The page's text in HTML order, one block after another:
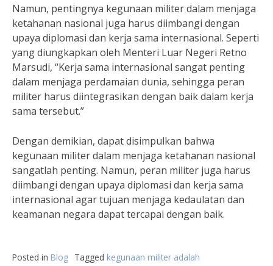
Namun, pentingnya kegunaan militer dalam menjaga
ketahanan nasional juga harus diimbangi dengan
upaya diplomasi dan kerja sama internasional. Seperti
yang diungkapkan oleh Menteri Luar Negeri Retno
Marsudi, “Kerja sama internasional sangat penting
dalam menjaga perdamaian dunia, sehingga peran
militer harus diintegrasikan dengan baik dalam kerja
sama tersebut.”
Dengan demikian, dapat disimpulkan bahwa
kegunaan militer dalam menjaga ketahanan nasional
sangatlah penting. Namun, peran militer juga harus
diimbangi dengan upaya diplomasi dan kerja sama
internasional agar tujuan menjaga kedaulatan dan
keamanan negara dapat tercapai dengan baik.
Posted in Blog Tagged kegunaan militer adalah